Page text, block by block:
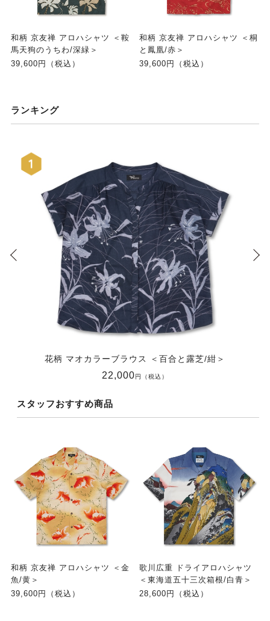
和柄 京友禅 アロハシャツ ＜鞍
馬天狗のうちわ/深緑＞
39,600円（税込）
和柄 京友禅 アロハシャツ ＜桐
と鳳凰/赤＞
39,600円（税込）
ランキング
花柄 マオカラーブラウス ＜百合と露芝/紺＞
22,000円（税込）
スタッフおすすめ商品
和柄 京友禅 アロハシャツ ＜金
魚/黄＞
39,600円（税込）
歌川広重 ドライアロハシャツ
＜東海道五十三次箱根/白青＞
28,600円（税込）